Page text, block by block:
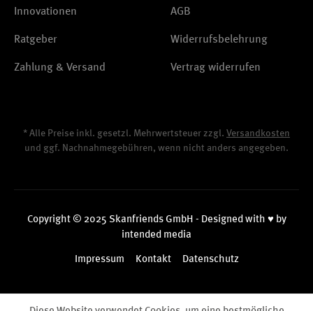
Innovationen
Ratgeber
Zahlung & Versand
AGB
Widerrufsbelehrung
Vertrag widerrufen
* Alle Preise inkl. gesetzl. Mehrwertsteuer zzgl. Versandkosten
und ggf. Nachnahmegebühren, wenn nicht anders angegeben.
Copyright © 2025 Skanfriends GmbH - Designed with ♥ by
intended media
Impressum Kontakt Datenschutz